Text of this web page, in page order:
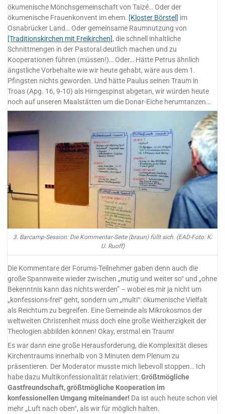
ökumenische Mönchsgemeinschaft von Taizé… Oder der
ökumenische Frauenkonvent im ehem. [Kloster Börstel] im
Osnabrücker Land… Oder gemeinsame Raumnutzung von
[Traditionskirchen mit Freikirchen], die schnell inhaltliche
Schnittmengen in der Pastoral deutlich machen und zu
Kooperationen führen (müssen!)… Oder… Hätte Petrus ähnlich
ängstliche Vorbehalte wie wir heute gehabt, wäre aus dem 1.
Pfingsten nichts geworden. Und hätte Paulus seinen Traum in
Troas (Apg. 16, 9-10) als Hirngespinst abgetan, wir würden heute
noch auf unseren Maalstätten um die Donar-Eiche herumtanzen…
3. Barcamp-Session: Die Kommentar-Seite (braun) füllt sich. (EAD-Foto: K.
U. Ruoff)
Die Kommentare der Forums-Teilnehmer gaben denn auch die
große Spannweite wieder zwischen „mutig und weiter so“ und „ohne
Bekenntnis kann das nichts werden” – wobei es mir ja nicht um
„konfessions-frei“ geht, sondern um „multi“: ökumenische Vielfalt
als Reichtum zu begreifen. Eine Gemeinde als Mikrokosmos der
weltweiten Christenheit muss doch eine große Weitherzigkeit der
Theologien abbilden können! Okay, erstmal ein Traum!
Es war dann eine große Herausforderung, die Komplexität dieses
Kirchentraums innerhalb von 3 Minuten dem Plenum zu
präsentieren. Der Moderator musste mich liebevoll stoppen… Ich
habe dazu Multikonfessionalität relativiert:Größtmögliche
Gastfreundschaft, größtmögliche Kooperation im
konfessionellen Umgang miteinander! Da ist auch heute schon viel
mehr „Luft nach oben“, als wir für möglich halten.